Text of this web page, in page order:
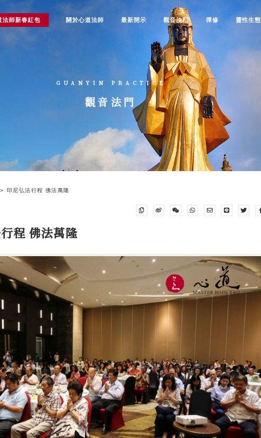
GUANYIN PRACTICE
觀音法門
印尼弘法行程 佛法萬隆
程 佛法萬隆
法師新春紅包 關於心道法師 最新開示 觀音法門 禪修 靈性生態